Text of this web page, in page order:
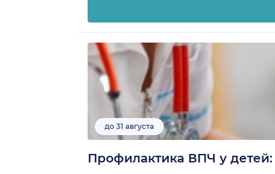
до 31 августа
Профилактика ВПЧ у